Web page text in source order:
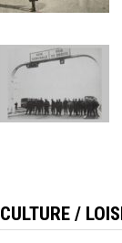
CULTURE /